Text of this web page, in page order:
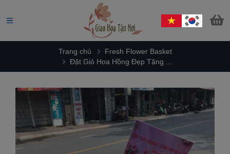
Trang chủ
Fresh Flower Basket
Đặt Giỏ Hoa Hồng Đẹp Tặng ...